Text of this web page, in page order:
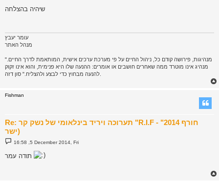
s
t
שיהיה בהצלחה
עומר יעבץ
מנהל האתר
"מנהיגות, פירושה קודם כל, ניהול החיים על פי מערכת ערכים אישית, המותאמת לדרך החיים.
מנהיג אינו מוטרד ממה שאחרים חושבים או אומרים: ההנעה שלו היא פנימית, והוא אינו זקוק
Fishman
Re: תערוכה ויריד בינלאומי של נשק קר "R.I.F - חורף 2014"
(ישר
P
t
16:58 ,5 December 2014, Fri